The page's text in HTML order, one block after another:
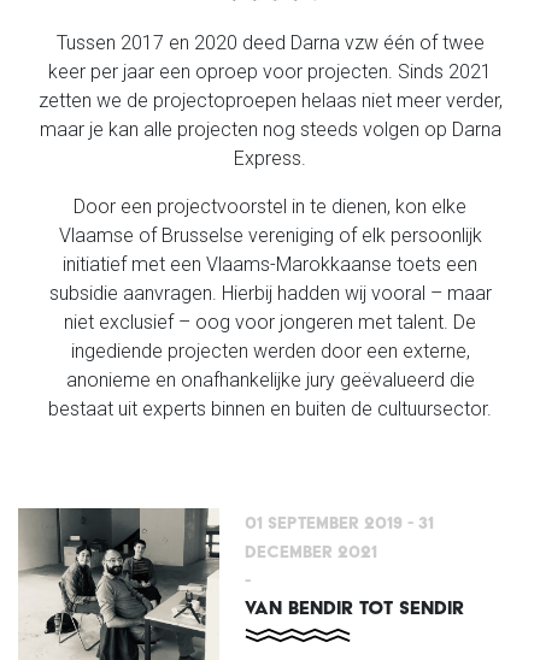
Tussen 2017 en 2020 deed Darna vzw één of twee
keer per jaar een oproep voor projecten. Sinds 2021
zetten we de projectoproepen helaas niet meer verder,
maar je kan alle projecten nog steeds volgen op Darna
Express.
Door een projectvoorstel in te dienen, kon elke
Vlaamse of Brusselse vereniging of elk persoonlijk
initiatief met een Vlaams-Marokkaanse toets een
subsidie aanvragen. Hierbij hadden wij vooral – maar
niet exclusief – oog voor jongeren met talent. De
ingediende projecten werden door een externe,
anonieme en onafhankelijke jury geëvalueerd die
bestaat uit experts binnen en buiten de cultuursector.
01 September 2019 - 31
December 2021
-
VAN BENDIR TOT SENDIR